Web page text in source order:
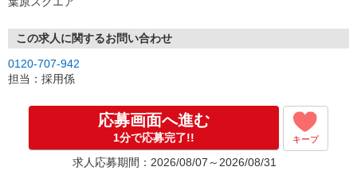
【来場登録（目安1時間30分）】
▼Step2 全国にあるお仕事の中から、あなたにピッタリのお仕事を
ご案内
▼Step3 就業前に職場見学で気になる事はしっかりチェック！
応募⇒最短で2日後からの勤務も可能です！
この求人に関するお問い合わせ
0120-707-942
担当：採用係
応募画面へ進む
1分で応募完了!! キープ
求人応募期間：2026/08/07～2026/08/31